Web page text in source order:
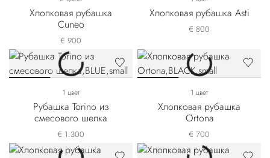
Хлопковая рубашка
Cuneo
€ 900
Хлопковая рубашка Asti
€ 800
1 цвет
Рубашка Torino из
смесового шелка
€ 1.300
1 цвет
Хлопковая рубашка
Ortona
€ 700